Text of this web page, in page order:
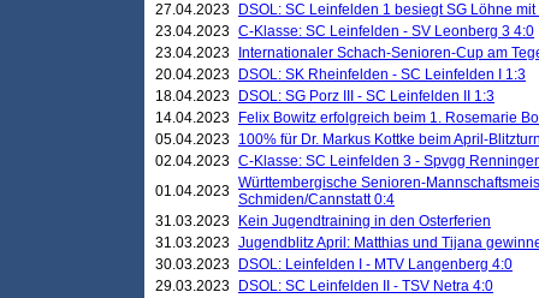
27.04.2023
DSOL: SC Leinfelden 1 besiegt SG Löhne mit
23.04.2023 C-Klasse: SC Leinfelden - SV Leonberg 3 4:0
23.04.2023
Internationaler Schach-Senioren-Cup am
20.04.2023
DSOL: SK Rheinfelden - SC Leinfelden I 1:3
18.04.2023
DSOL: SG Porz III - SC Leinfelden II 1:3
14.04.2023
Felix Bowitz erfolgreich beim 1. Rosemarie
05.04.2023 100% für Dr. Markus Kottke beim April-
02.04.2023 C-Klasse: SC Leinfelden 3 - Spvgg
01.04.2023 Württembergische Senioren-
Schmiden/Cannstatt 0:4
31.03.2023
Kein Jugendtraining in den Osterferien
31.03.2023 Jugendblitz April: Matthias und Tijana
30.03.2023
DSOL: Leinfelden I - MTV Langenberg 4:0
29.03.2023
DSOL: SC Leinfelden II - TSV Netra 4:0